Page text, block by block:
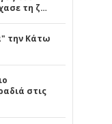
τη ζ…
την Κάτω
στις